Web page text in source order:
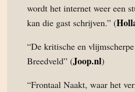
wordt het internet weer een
kan die gast schrijven.” (
“De kritische en
Breedveld” (Joop.nl)
“Frontaal Naakt, waar het